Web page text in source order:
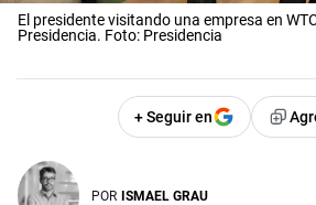
El presidente visitando una empresa en
Presidencia. Foto: Presidencia
+ Seguir en
POR ISMAEL GRAU